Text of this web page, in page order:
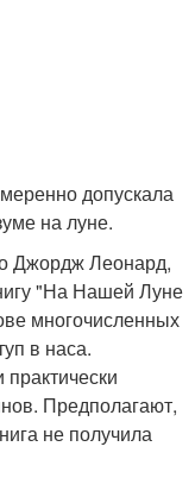
допускала
на луне.
Джордж Леонард,
"На Нашей Луне
многочисленных
в наса.
Предполагают,
не получила